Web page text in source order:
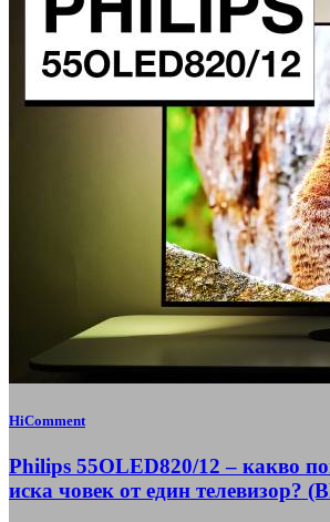
HiComment
Philips 55OLED820/12 – какво
иска човек от един